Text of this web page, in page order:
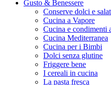
Gusto & Benessere
Conserve dolci e
Cucina a Vapore
Cucina e condimenti
Cucina Mediterranea
Cucina per i Bimbi
Dolci senza glutine
Friggere bene
I cereali in cucina
La pasta fresca